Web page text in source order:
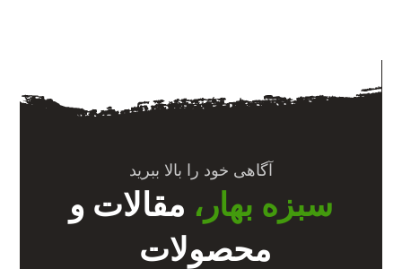
آگاهی خود را بالا ببرید
سبزه بهار، مقالات و
محصولات